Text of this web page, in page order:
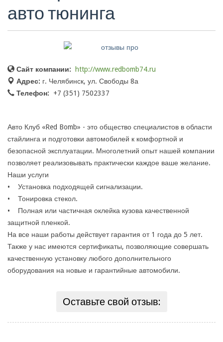
авто тюнинга
Сайт компании:
http://www.redbomb74.ru
Адрес: г. Челябинск, ул. Свободы 8а
Телефон:
+7 (351) 7502337
Авто Клуб «Red Bomb» - это общество специалистов в области
стайлинга и подготовки автомобилей к комфортной и
безопасной эксплуатации. Многолетний опыт нашей компании
позволяет реализовывать практически каждое ваше желание.
Наши услуги
• Установка подходящей сигнализации.
• Тонировка стекол.
• Полная или частичная оклейка кузова качественной
защитной пленкой.
На все наши работы действует гарантия от 1 года до 5 лет.
Также у нас имеются сертификаты, позволяющие совершать
качественную установку любого дополнительного
оборудования на новые и гарантийные автомобили.
Оставьте свой отзыв: